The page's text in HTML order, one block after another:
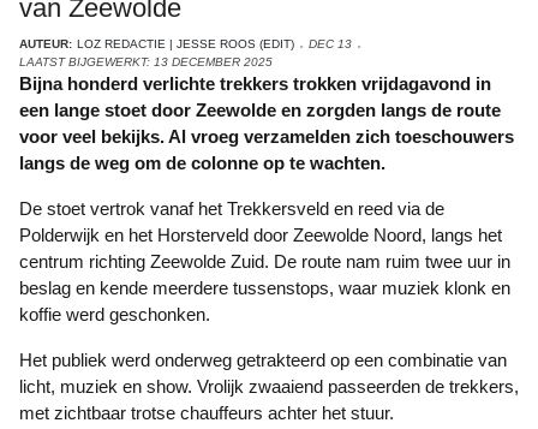
van Zeewolde
AUTEUR: LOZ REDACTIE | JESSE ROOS (EDIT)
DEC 13
LAATST BIJGEWERKT: 13 DECEMBER 2025
Bijna honderd verlichte trekkers trokken vrijdagavond in
een lange stoet door Zeewolde en zorgden langs de route
voor veel bekijks. Al vroeg verzamelden zich toeschouwers
langs de weg om de colonne op te wachten.
De stoet vertrok vanaf het Trekkersveld en reed via de
Polderwijk en het Horsterveld door Zeewolde Noord, langs het
centrum richting Zeewolde Zuid. De route nam ruim twee uur in
beslag en kende meerdere tussenstops, waar muziek klonk en
koffie werd geschonken.
Het publiek werd onderweg getrakteerd op een combinatie van
licht, muziek en show. Vrolijk zwaaiend passeerden de trekkers,
met zichtbaar trotse chauffeurs achter het stuur.